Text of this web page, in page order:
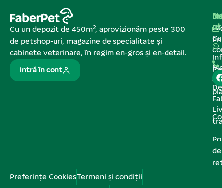
Cu un depozit de 450m², aprovizionăm peste 300
de petshop-uri, magazine de specialitate și
cabinete veterinare, în regim en-gros și en-detail.
Intră în cont
de
de
Preferințe CookiesTermeni și condiții